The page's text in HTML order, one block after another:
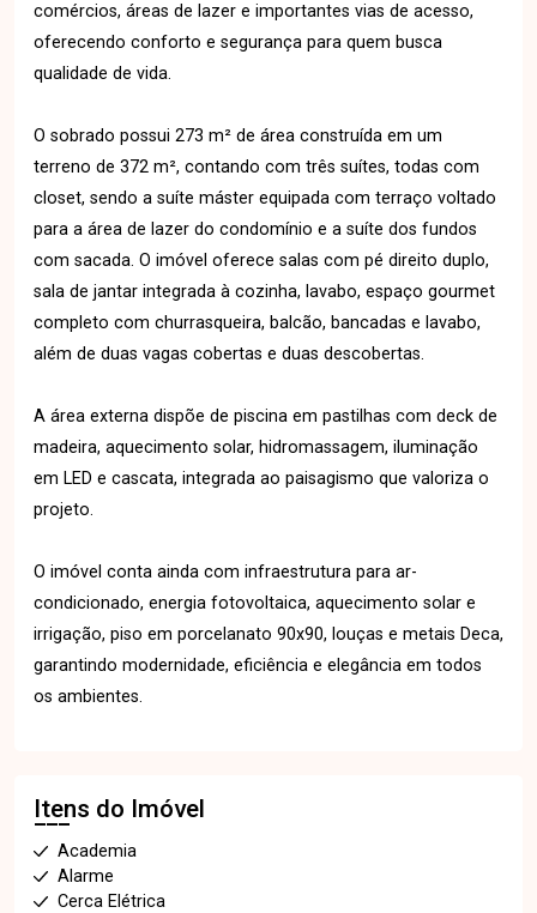
comércios, áreas de lazer e importantes vias de acesso,
oferecendo conforto e segurança para quem busca
qualidade de vida.
O sobrado possui 273 m² de área construída em um
terreno de 372 m², contando com três suítes, todas com
closet, sendo a suíte máster equipada com terraço voltado
para a área de lazer do condomínio e a suíte dos fundos
com sacada. O imóvel oferece salas com pé direito duplo,
sala de jantar integrada à cozinha, lavabo, espaço gourmet
completo com churrasqueira, balcão, bancadas e lavabo,
além de duas vagas cobertas e duas descobertas.
A área externa dispõe de piscina em pastilhas com deck de
madeira, aquecimento solar, hidromassagem, iluminação
em LED e cascata, integrada ao paisagismo que valoriza o
projeto.
O imóvel conta ainda com infraestrutura para ar-
condicionado, energia fotovoltaica, aquecimento solar e
irrigação, piso em porcelanato 90x90, louças e metais Deca,
garantindo modernidade, eficiência e elegância em todos
os ambientes.
Itens do Imóvel
Academia
Alarme
Cerca Elétrica